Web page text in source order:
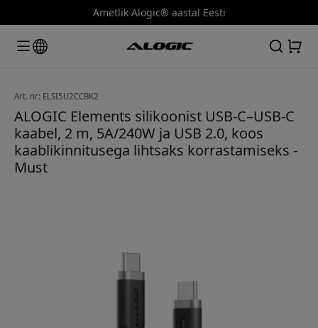
Ametlik Alogic® aastal Eesti
Art. nr: ELSI5U2CCBK2
ALOGIC Elements silikoonist USB-C–USB-C
kaabel, 2 m, 5A/240W ja USB 2.0, koos
kaablikinnitusega lihtsaks korrastamiseks -
Must